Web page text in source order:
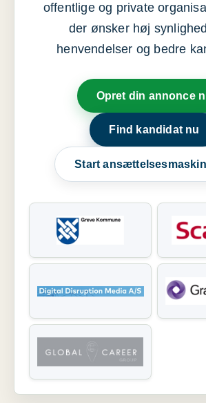
offentlige og private
der ønsker høj
henvendelser og bedre
Opret din annonce
Find kandidat nu
Start